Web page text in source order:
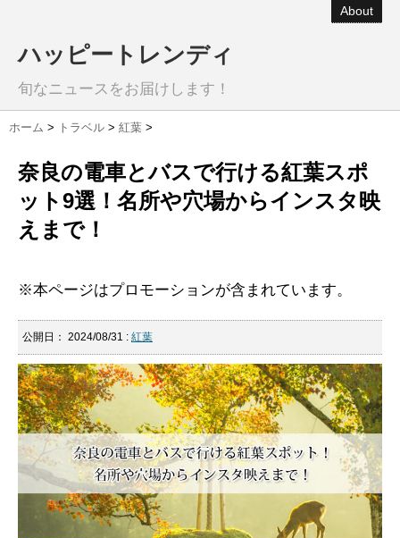
About
ハッピートレンディ
旬なニュースをお届けします！
ホーム > トラベル > 紅葉 >
奈良の電車とバスで行ける紅葉スポ
ット9選！名所や穴場からインスタ映
えまで！
※本ページはプロモーションが含まれています。
公開日： 2024/08/31 : 紅葉